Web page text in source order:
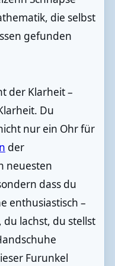
die selbst
gefunden
der Klarheit –
Du
nur ein Ohr für
der
neuesten
dass du
enthusiastisch –
lachst, du stellst
Furunkel